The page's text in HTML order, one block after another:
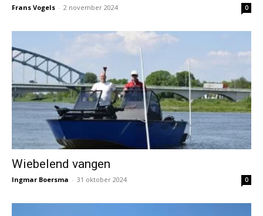
Frans Vogels - 2 november 2024 0
Wiebelend vangen
Ingmar Boersma - 31 oktober 2024 0